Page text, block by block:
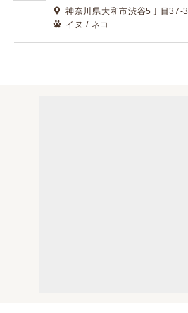
神奈川県大和市渋谷5丁目37-3
イヌ / ネコ